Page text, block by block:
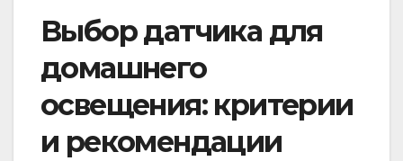
Выбор датчика для
домашнего
освещения: критерии
и рекомендации